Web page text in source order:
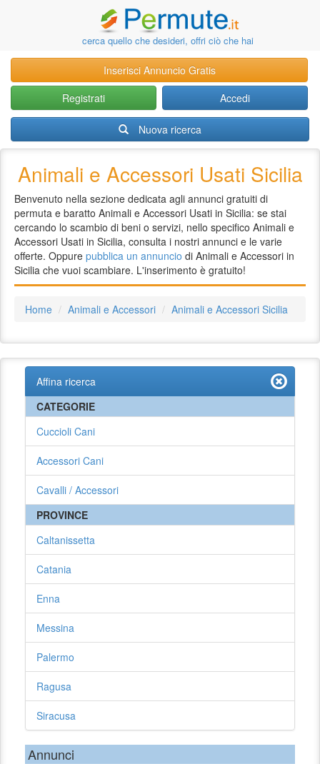
cerca quello che desideri, offri ciò che hai
Inserisci Annuncio Gratis
Registrati
Accedi
Nuova ricerca
Animali e Accessori Usati Sicilia
Benvenuto nella sezione dedicata agli annunci gratuiti di
permuta e baratto Animali e Accessori Usati in Sicilia: se stai
cercando lo scambio di beni o servizi, nello specifico Animali e
Accessori Usati in Sicilia, consulta i nostri annunci e le varie
offerte. Oppure pubblica un annuncio di Animali e Accessori in
Sicilia che vuoi scambiare. L'inserimento è gratuito!
Home Animali e Accessori Animali e Accessori Sicilia
Affina ricerca
CATEGORIE
Cuccioli Cani
Accessori Cani
Cavalli / Accessori
PROVINCE
Caltanissetta
Catania
Enna
Messina
Palermo
Ragusa
Siracusa
Annunci